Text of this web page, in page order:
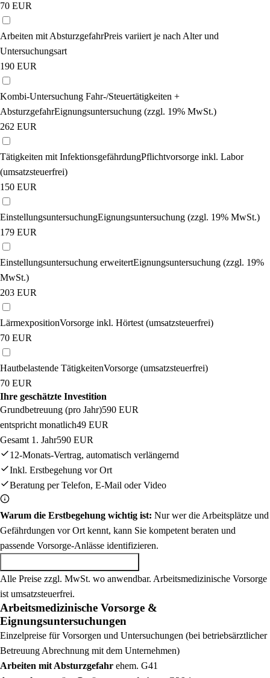
70 EUR
Arbeiten mit AbsturzgefahrPreis variiert je nach Alter und
Untersuchungsart
190 EUR
Kombi-Untersuchung Fahr-/Steuertätigkeiten +
AbsturzgefahrEignungsuntersuchung (zzgl. 19% MwSt.)
262 EUR
Tätigkeiten mit InfektionsgefährdungPflichtvorsorge inkl. Labor
(umsatzsteuerfrei)
150 EUR
EinstellungsuntersuchungEignungsuntersuchung (zzgl. 19% MwSt.)
179 EUR
Einstellungsuntersuchung erweitertEignungsuntersuchung (zzgl. 19%
MwSt.)
203 EUR
LärmexpositionVorsorge inkl. Hörtest (umsatzsteuerfrei)
70 EUR
Hautbelastende TätigkeitenVorsorge (umsatzsteuerfrei)
70 EUR
Ihre geschätzte Investition
Grundbetreuung (pro Jahr)590 EUR
entspricht monatlich49 EUR
Gesamt 1. Jahr590 EUR
12-Monats-Vertrag, automatisch verlängernd
Inkl. Erstbegehung vor Ort
Beratung per Telefon, E-Mail oder Video
Warum die Erstbegehung wichtig ist: Nur wer die Arbeitsplätze und
Gefährdungen vor Ort kennt, kann Sie kompetent beraten und
passende Vorsorge-Anlässe identifizieren.
Alle Preise zzgl. MwSt. wo anwendbar. Arbeitsmedizinische Vorsorge
ist umsatzsteuerfrei.
Arbeitsmedizinische Vorsorge &
Eignungsuntersuchungen
Einzelpreise für Vorsorgen und Untersuchungen (bei betriebsärztlicher
Betreuung Abrechnung mit dem Unternehmen)
Arbeiten mit Absturzgefahr ehem. G41